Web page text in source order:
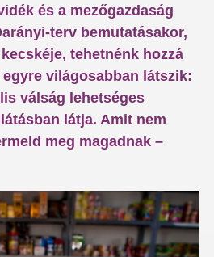
és a mezőgazdaság
terv bemutatásakor,
tehetnénk hozzá
világosabban látszik:
válság lehetséges
látja. Amit nem
meg magadnak –